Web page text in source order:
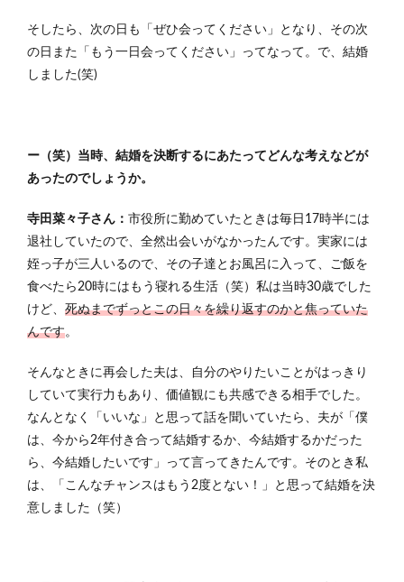
そしたら、次の日も「ぜひ会ってください」となり、その次
の日また「もう一日会ってください」ってなって。で、結婚
しました(笑)
ー（笑）当時、結婚を決断するにあたってどんな考えなどが
あったのでしょうか。
寺田菜々子さん： 市役所に勤めていたときは毎日17時半には
退社していたので、全然出会いがなかったんです。実家には
姪っ子が三人いるので、その子達とお風呂に入って、ご飯を
食べたら20時にはもう寝れる生活（笑）私は当時30歳でした
けど、 死ぬまでずっとこの日々を繰り返すのかと焦っていた
んです。
そんなときに再会した夫は、自分のやりたいことがはっきり
していて実行力もあり、価値観にも共感できる相手でした。
なんとなく「いいな」と思って話を聞いていたら、夫が「僕
は、今から2年付き合って結婚するか、今結婚するかだった
ら、今結婚したいです」って言ってきたんです。そのとき私
は、「こんなチャンスはもう2度とない！」と思って結婚を決
意しました（笑）